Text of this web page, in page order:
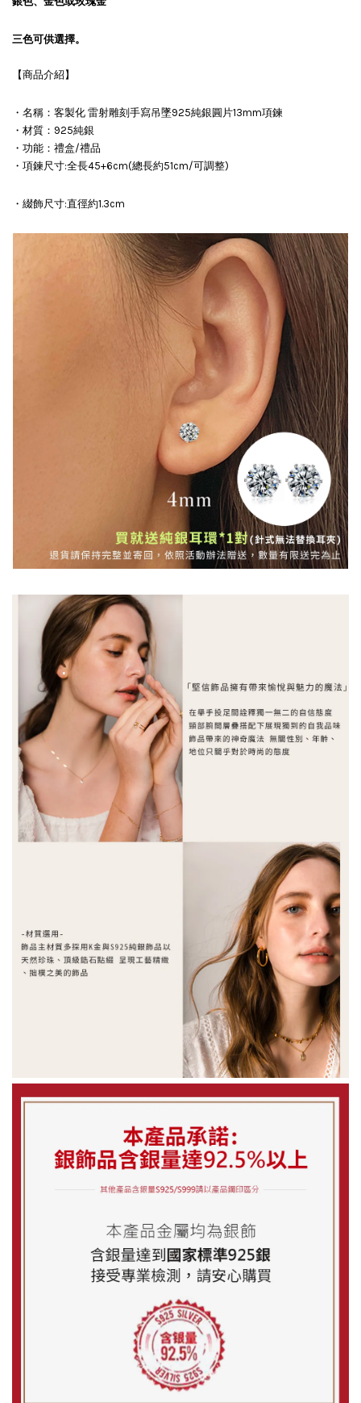
三色可供選擇。
【商品介紹】
・名稱：客製化 雷射雕刻手寫吊墜925純銀圓片13mm項鍊
・材質：925純銀
・功能：禮盒/禮品
・項鍊尺寸:全長45+6cm(總長約51cm/可調整)
・綴飾尺寸:直徑約1.3cm